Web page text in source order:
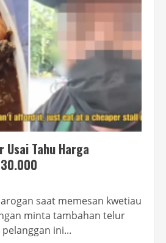
Usai Tahu Harga
saat memesan kwetiau
minta tambahan telur
ini...